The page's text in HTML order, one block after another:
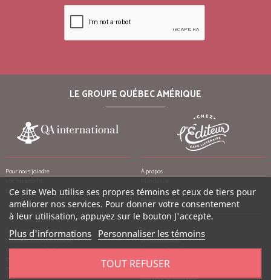
LE GROUPE QUÉBEC AMÉRIQUE
Pour nous joindre
Emplois
À propos
Crédits
Remerciements
Conditions d’utilisation
Politique de confidentialité
Politique contre le harcèlement
Mon compte
Mes commandes
Mes notes de crédit
Mes adresses
Mes informations personnelles
Ce site Web utilise ses propres témoins et ceux de tiers pour
améliorer nos services. Pour donner votre consentement
à leur utilisation, appuyez sur le bouton J'accepte.
Plus d'informations Personnaliser les témoins
TOUT REFUSER